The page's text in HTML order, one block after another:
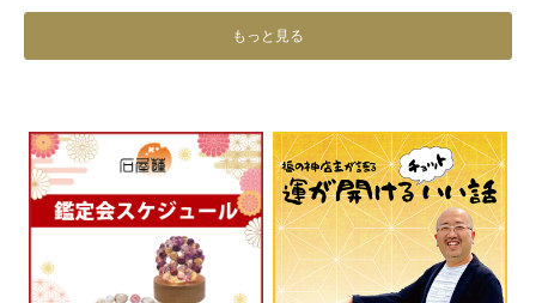
もっと見る